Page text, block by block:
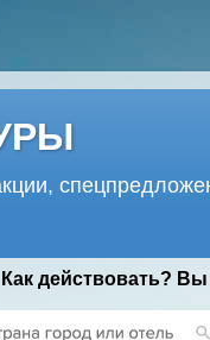
Как действовать?